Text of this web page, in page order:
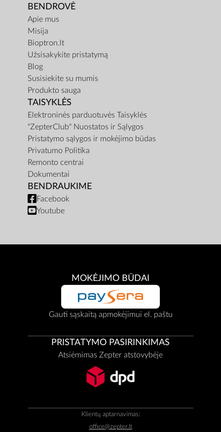
BENDROVĖ
Apie mus
Misija
Bioptron.lt
Užsisakykite pristatymą
Blog
Susisiekite su mumis
Produkto sauga
TAISYKLĖS
Elektroninės parduotuvės Taisyklės
"ZepterClub" Nuostatos ir Sąlygos
Pristatymo sąlygos ir mokėjimo būdas
Privatumo Politika
Remonto centrai
Dokumentai
BENDRAUKIME
Facebook
Youtube
MOKĖJIMO BŪDAI
Gauti sąskaitą apmokėjimui el. paštu
PRISTATYMO PASIRINKIMAS
Atsiėmimas Zepter atstovybėje
Klientų aptarnavimas:
office@zepter.lt